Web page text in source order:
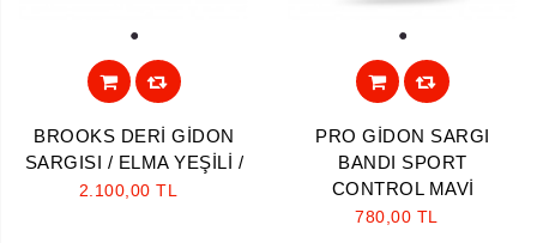
BROOKS DERİ GİDON
SARGISI / ELMA YEŞİLİ /
2.100,00 TL
PRO GİDON SARGI
BANDI SPORT
CONTROL MAVİ
780,00 TL